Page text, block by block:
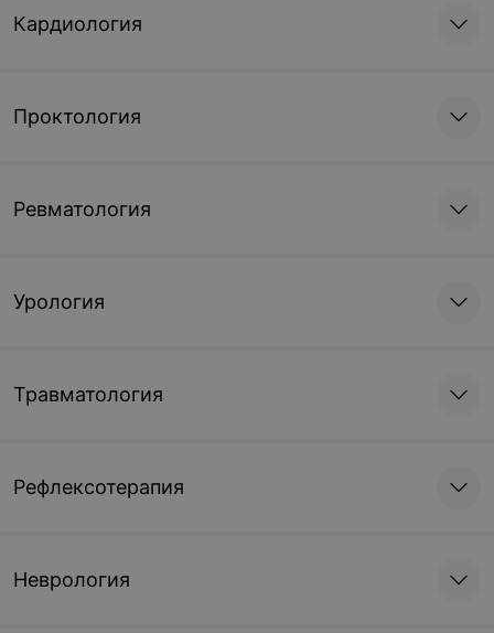
Кардиология
Проктология
Ревматология
Урология
Травматология
Рефлексотерапия
Неврология